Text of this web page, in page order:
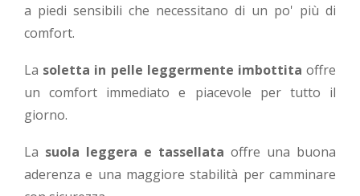
a piedi sensibili che necessitano di un po' più di
comfort.
La soletta in pelle leggermente imbottita offre
un comfort immediato e piacevole per tutto il
giorno.
La suola leggera e tassellata offre una buona
aderenza e una maggiore stabilità per camminare